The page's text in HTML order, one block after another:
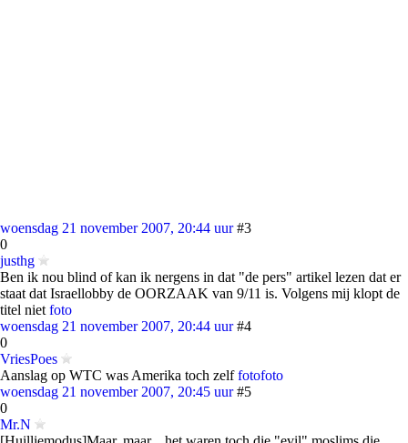
woensdag 21 november 2007, 20:44 uur #3
0
justhg
Ben ik nou blind of kan ik nergens in dat "de pers" artikel lezen dat er
staat dat Israellobby de OORZAAK van 9/11 is. Volgens mij klopt de
titel niet foto
woensdag 21 november 2007, 20:44 uur #4
0
VriesPoes
Aanslag op WTC was Amerika toch zelffotofoto
woensdag 21 november 2007, 20:45 uur #5
0
Mr.N